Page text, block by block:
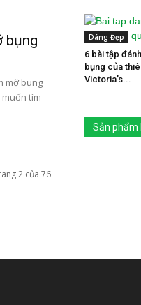
bụng
mỡ bụng
tìm
2 của 76
Dáng Đẹp
6 bài tập
bụng của
Victoria’s...
Sản phẩm